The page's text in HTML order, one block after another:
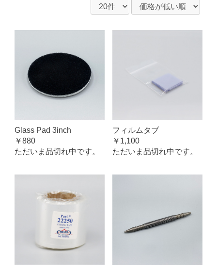
Glass Pad 3inch
￥880
ただいま品切れ中です。
フィルムタブ
￥1,100
ただいま品切れ中です。